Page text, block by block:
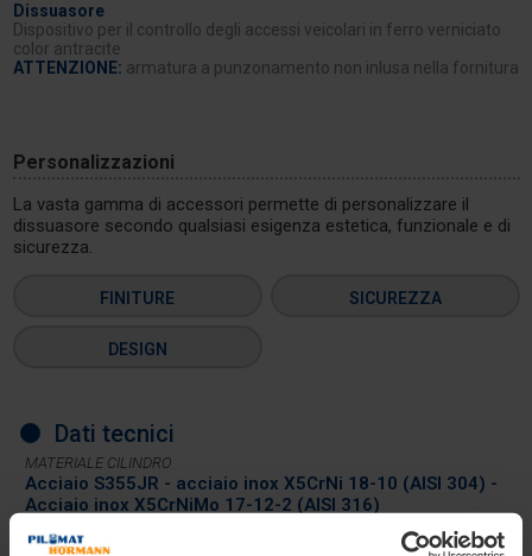
Dissuasore
Dispositivo per il controllo degli accessi veicolari in ferro verniciato
color antracite
ATTENZIONE: armatura a punzonamento non inlusa nella fornitura
Personalizzazioni
La vasta gamma di accessori permette di personalizzare il
dissuasore secondo qualsiasi esigenza estetica, funzionale e di
sicurezza.
FINITURE SICUREZZA
DESIGN
Dati tecnici
MATERIALE CILINDRO
Acciaio S355JR - acciaio inox X5CrNi 18-10 (AISI 304) -
Acciaio inox X5CrNiMo 17-12-2 (AISI 316)
DIAMETRO CILINDRO